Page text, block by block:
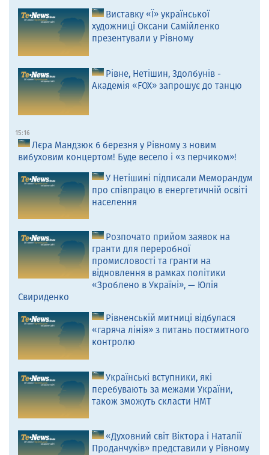
Виставку «Ї» української
художниці Оксани Самійленко
презентували у Рівному
Рівне, Нетішин, Здолбунів -
Академія «FOX» запрошує до танцю
15:16
Лєра Мандзюк 6 березня у Рівному з новим
вибуховим концертом! Буде весело і «з перчиком»!
У Нетішині підписали Меморандум
про співпрацю в енергетичній освіті
населення
Розпочато прийом заявок на
гранти для переробної
промисловості та гранти на
відновлення в рамках політики
«Зроблено в Україні», — Юлія
Свириденко
Рівненській митниці відбулася
«гаряча лінія» з питань постмитного
контролю
Українські вступники, які
перебувають за межами України,
також зможуть скласти НМТ
«Духовний світ Віктора і Наталії
Проданчуків» представили у Рівному